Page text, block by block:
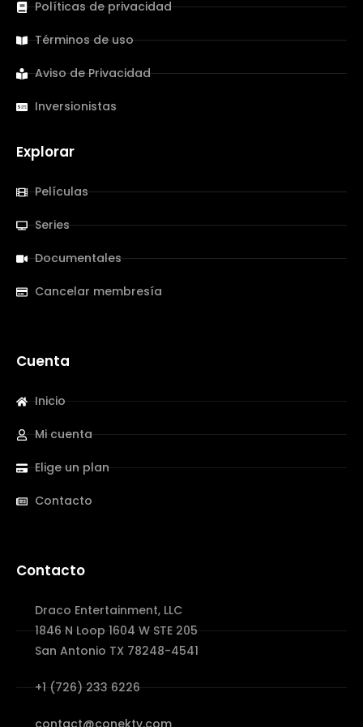
Políticas de privacidad
Términos de uso
Aviso de Privacidad
Inversionistas
Explorar
Películas
Series
Documentales
Cancelar membresía
Cuenta
Inicio
Mi cuenta
Elige un plan
Contacto
Contacto
Draco Entertainment, LLC
1846 N Loop 1604 W STE 205
San Antonio TX 78248-4541
+1 (726) 233 6226